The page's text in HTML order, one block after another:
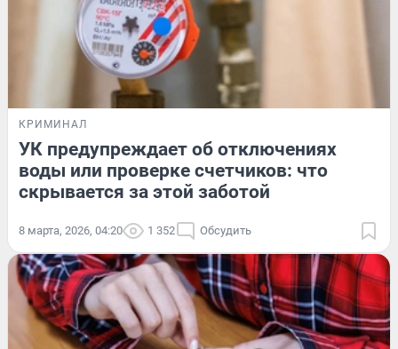
КРИМИНАЛ
УК предупреждает об отключениях
воды или проверке счетчиков: что
скрывается за этой заботой
8 марта, 2026, 04:20 1 352 Обсудить